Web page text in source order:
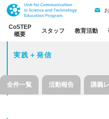
CoSTEP
概要
スタッフ 教育活動
実践＋発信
全件一覧 活動報告 講義